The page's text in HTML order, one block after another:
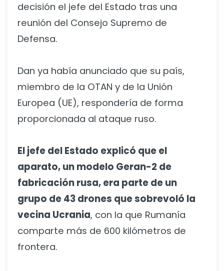
decisión el jefe del Estado tras una
reunión del Consejo Supremo de
Defensa.
Dan ya había anunciado que su país,
miembro de la OTAN y de la Unión
Europea (UE), respondería de forma
proporcionada al ataque ruso.
El jefe del Estado explicó que el
aparato, un modelo Geran-2 de
fabricación rusa, era parte de un
grupo de 43 drones que sobrevoló la
vecina Ucrania, con la que Rumanía
comparte más de 600 kilómetros de
frontera.